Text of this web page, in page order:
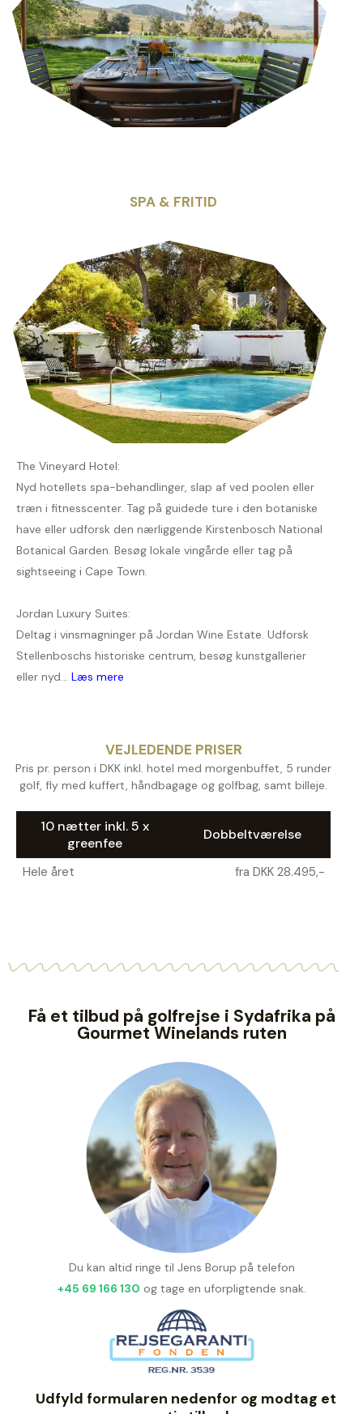
SPA & FRITID
The Vineyard Hotel:
Nyd hotellets spa-behandlinger, slap af ved poolen eller
træn i fitnesscenter. Tag på guidede ture i den botaniske
have eller udforsk den nærliggende Kirstenbosch National
Botanical Garden. Besøg lokale vingårde eller tag på
sightseeing i Cape Town.
Jordan Luxury Suites:
Deltag i vinsmagninger på Jordan Wine Estate. Udforsk
Stellenboschs historiske centrum, besøg kunstgallerier
eller nyd... Læs mere
VEJLEDENDE PRISER
Pris pr. person i DKK inkl. hotel med morgenbuffet, 5 runder
golf, fly med kuffert, håndbagage og golfbag, samt billeje.
10 nætter inkl. 5 x
greenfee
Dobbeltværelse
Hele året fra DKK 28.495,-
Få et tilbud på golfrejse i Sydafrika på
Gourmet Winelands ruten
Du kan altid ringe til Jens Borup på telefon
+45 69 166 130 og tage en uforpligtende snak.
Udfyld formularen nedenfor og modtag et